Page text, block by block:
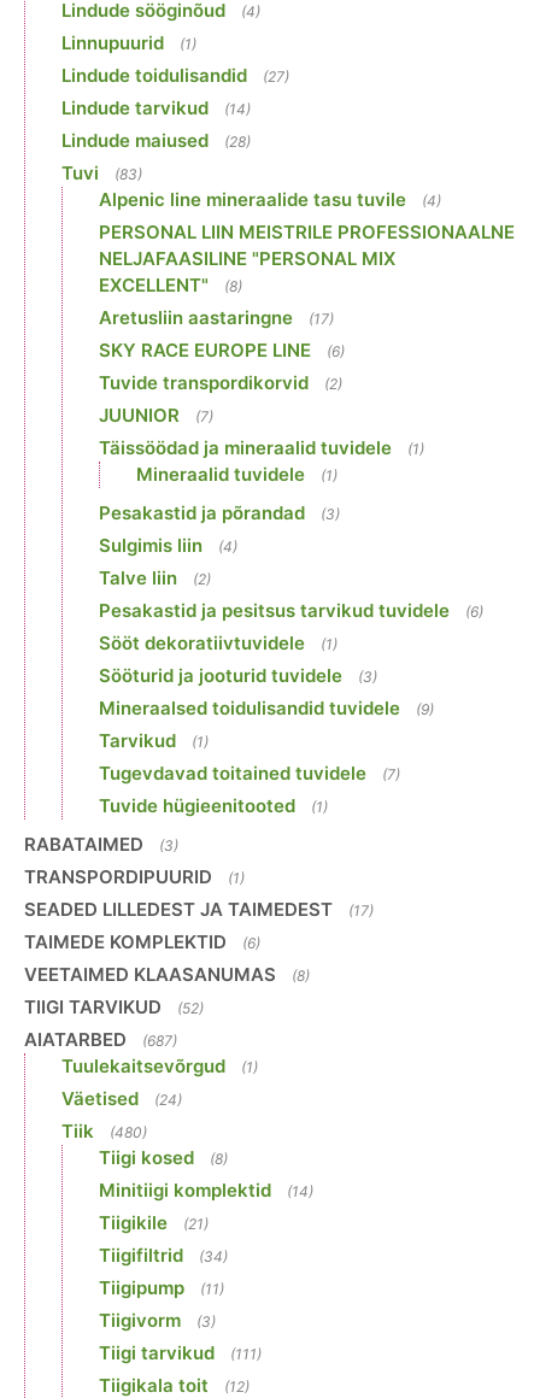
Lindude sööginõud (4)
Linnupuurid (1)
Lindude toidulisandid (27)
Lindude tarvikud (14)
Lindude maiused (28)
Tuvi (83)
Alpenic line mineraalide tasu tuvile (4)
PERSONAL LIIN MEISTRILE PROFESSIONAALNE
NELJAFAASILINE "PERSONAL MIX
EXCELLENT"
(8)
Aretusliin aastaringne (17)
SKY RACE EUROPE LINE (6)
Tuvide transpordikorvid (2)
JUUNIOR (7)
Täissöödad ja mineraalid tuvidele (1)
Mineraalid tuvidele (1)
Pesakastid ja põrandad (3)
Sulgimis liin (4)
Talve liin (2)
Pesakastid ja pesitsus tarvikud tuvidele (6)
Sööt dekoratiivtuvidele (1)
Sööturid ja jooturid tuvidele (3)
Mineraalsed toidulisandid tuvidele (9)
Tarvikud (1)
Tugevdavad toitained tuvidele (7)
Tuvide hügieenitooted (1)
RABATAIMED (3)
TRANSPORDIPUURID (1)
SEADED LILLEDEST JA TAIMEDEST (17)
TAIMEDE KOMPLEKTID (6)
VEETAIMED KLAASANUMAS (8)
TIIGI TARVIKUD (52)
AIATARBED (687)
Tuulekaitsevõrgud (1)
Väetised (24)
Tiik (480)
Tiigi kosed (8)
Minitiigi komplektid (14)
Tiigikile (21)
Tiigifiltrid (34)
Tiigipump (11)
Tiigivorm (3)
Tiigi tarvikud (111)
Tiigikala toit (12)